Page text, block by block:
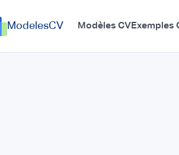
ModelesCV Modèles CVExemples